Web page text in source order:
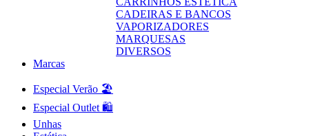
CADEIRAS E BANCOS
VAPORIZADORES
MARQUESAS
DIVERSOS
Marcas
Especial Verão 🏖️
Especial Outlet 🛍️
Unhas